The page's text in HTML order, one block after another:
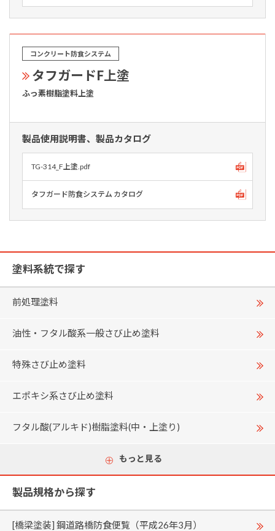
コンクリート防食システム
タフガードF上塗
ふっ素樹脂塗料上塗
製品使用説明書、製品カタログ
TG-314_F上塗.pdf
タフガード防食システム カタログ
塗料系統で探す
前処理塗料
油性・フタル酸系一般さび止め塗料
特殊さび止め塗料
エポキシ系さび止め塗料
フタル酸(アルキド)樹脂塗料(中・上塗り)
もっと見る
製品規格から探す
[橋梁塗装] 鋼道路橋防食便覧（平成26年3月）